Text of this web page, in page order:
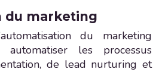
du marketing
du marketing
automatiser les processus
de lead nurturing et